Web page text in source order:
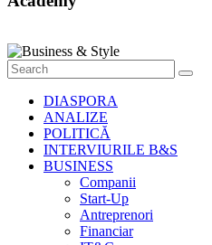
Știri
cu
DIASPORA
ANALIZE
POLITICĂ
INTERVIURILE B&S
BUSINESS
Companii
Start-Up
Antreprenori
Financiar